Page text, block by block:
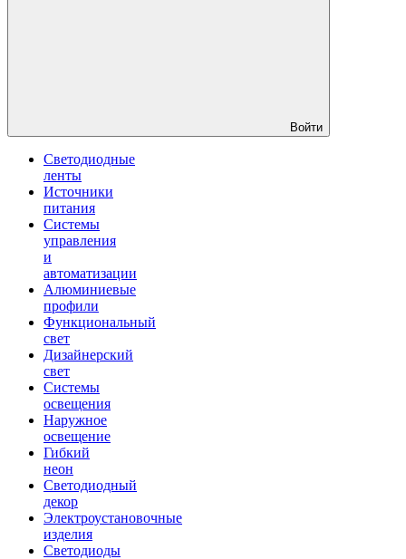
Войти
Светодиодные
ленты
Источники
питания
Системы
управления
и
автоматизации
Алюминиевые
профили
Функциональный
свет
Дизайнерский
свет
Системы
освещения
Наружное
освещение
Гибкий
неон
Светодиодный
декор
Электроустановочные
изделия
Светодиоды